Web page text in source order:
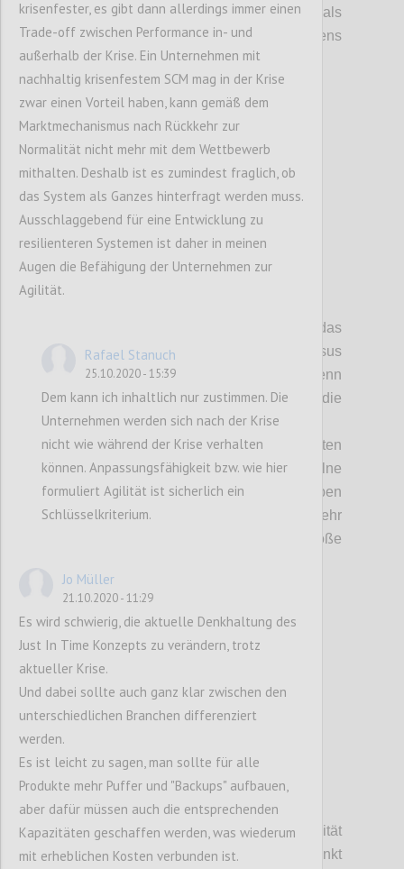
Wohlstandsbringer sind, sondern auch als
Stabilitätsfaktoren desglobale Friedens
dienen.
Diese Diskussion hat auch das
Spannungsfeld freie Marktwirtschaft versus
Planwirtschaftaufgezeigt.
Der Staat hat, wenn
auch nicht mit völlig freierHand,dennoch die
Möglichkeit mit unterschiedlichen
Maßnahmen, die Sicherheit von
Lieferketten
zu beeinflussen.Auch, wenn einzelne
Maßnahmen keinen großen Einfluss haben
können, sind sie gesamt gesehen
sehr
große
P7
Wie auch schon im Punkt Souveränität
angesprochen,mussten wir den
Punkt
krisenfester, es gibt dann allerdings immer einen
Trade-off zwischen Performance in- und
außerhalb der Krise. Ein Unternehmen mit
nachhaltig krisenfestem SCM mag in der Krise
zwar einen Vorteil haben, kann gemäß dem
Marktmechanismus nach Rückkehr zur
Normalität nicht mehr mit dem Wettbewerb
mithalten. Deshalb ist es zumindest fraglich, ob
das System als Ganzes hinterfragt werden muss.
Ausschlaggebend für eine Entwicklung zu
resilienteren Systemen ist daher in meinen
Augen die Befähigung der Unternehmen zur
Agilität.
Rafael Stanuch
25.10.2020 - 15:39
Dem kann ich inhaltlich nur zustimmen. Die
Unternehmen werden sich nach der Krise
nicht wie während der Krise verhalten
können. Anpassungsfähigkeit bzw. wie hier
formuliert Agilität ist sicherlich ein
Schlüsselkriterium.
Jo Müller
21.10.2020 - 11:29
Es wird schwierig, die aktuelle Denkhaltung des
Just In Time Konzepts zu verändern, trotz
aktueller Krise.
Und dabei sollte auch ganz klar zwischen den
unterschiedlichen Branchen differenziert
werden.
Es ist leicht zu sagen, man sollte für alle
Produkte mehr Puffer und "Backups" aufbauen,
aber dafür müssen auch die entsprechenden
Kapazitäten geschaffen werden, was wiederum
mit erheblichen Kosten verbunden ist.